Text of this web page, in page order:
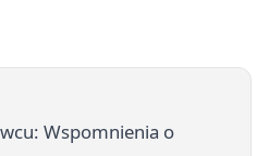
Wspomnienia o